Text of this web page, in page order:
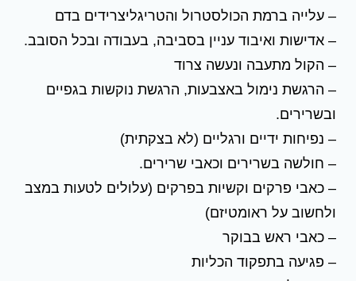
– עלייה ברמת הכולסטרול והטריגליצרידים בדם
– אדישות ואיבוד עניין בסביבה, בעבודה ובכל הסובב.
– הקול מתעבה ונעשה צרוד
– הרגשת נימול באצבעות, הרגשת נוקשות בגפיים
ובשרירים.
– נפיחות ידיים ורגליים (לא בצקתית)
– חולשה בשרירים וכאבי שרירים.
– כאבי פרקים וקשיות בפרקים (עלולים לטעות במצב
ולחשוב על ראומטיזם)
– כאבי ראש בבוקר
– פגיעה בתפקוד הכליות